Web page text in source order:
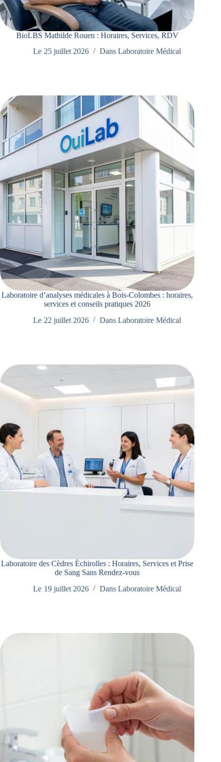
BioLBS Mathilde Rouen : Horaires, Services, RDV
Le 25 juillet 2026 Dans Laboratoire Médical
Laboratoire d’analyses médicales à Bois-Colombes : horaires,
services et conseils pratiques 2026
Le 22 juillet 2026 Dans Laboratoire Médical
Laboratoire des Cèdres Échirolles : Horaires, Services et Prise
de Sang Sans Rendez-vous
Le 19 juillet 2026 Dans Laboratoire Médical